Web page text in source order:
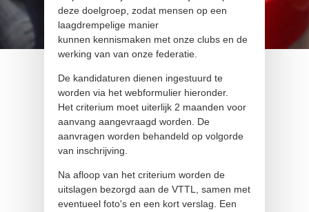
deze doelgroep, zodat mensen op een
laagdrempelige manier
kunnen kennismaken met onze clubs en de
werking van van onze federatie.
De kandidaturen dienen ingestuurd te
worden via het webformulier hieronder.
Het criterium moet uiterlijk 2 maanden voor
aanvang aangevraagd worden. De
aanvragen worden behandeld op volgorde
van inschrijving.
Na afloop van het criterium worden de
uitslagen bezorgd aan de VTTL, samen met
eventueel foto's en een kort verslag. Een